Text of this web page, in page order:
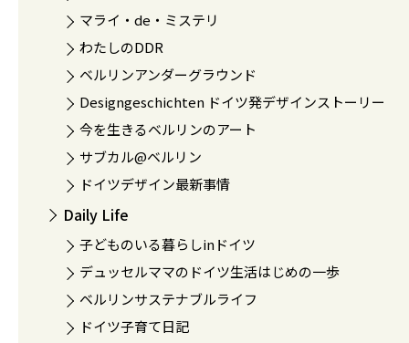
マライ・de・ミステリ
わたしのDDR
ベルリンアンダーグラウンド
Designgeschichten ドイツ発デザインストーリー
今を生きるベルリンのアート
サブカル@ベルリン
ドイツデザイン最新事情
Daily Life
子どものいる暮らしinドイツ
デュッセルママのドイツ生活はじめの一歩
ベルリンサステナブルライフ
ドイツ子育て日記